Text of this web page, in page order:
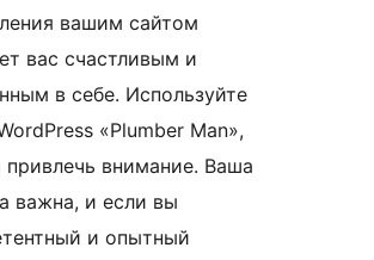
вашим сайтом
вас счастливым и
в себе. Используйте
«Plumber Man»,
привлечь внимание. Ваша
важна, и если вы
и опытный